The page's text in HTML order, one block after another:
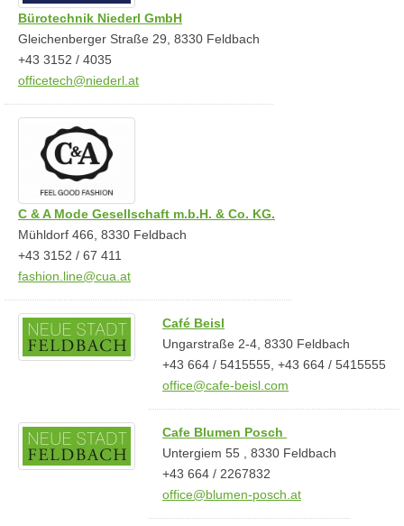
Bürotechnik Niederl GmbH
Gleichenberger Straße 29, 8330 Feldbach
+43 3152 / 4035
officetech@niederl.at
C & A Mode Gesellschaft m.b.H. & Co. KG.
Mühldorf 466, 8330 Feldbach
+43 3152 / 67 411
fashion.line@cua.at
Café Beisl
Ungarstraße 2-4, 8330 Feldbach
+43 664 / 5415555, +43 664 / 5415555
office@cafe-beisl.com
Cafe Blumen Posch
Untergiem 55 , 8330 Feldbach
+43 664 / 2267832
office@blumen-posch.at